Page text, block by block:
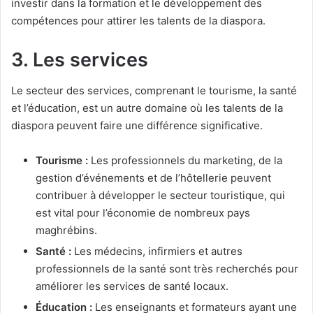
investir dans la formation et le développement des
compétences pour attirer les talents de la diaspora.
3. Les services
Le secteur des services, comprenant le tourisme, la santé
et l’éducation, est un autre domaine où les talents de la
diaspora peuvent faire une différence significative.
Tourisme : Les professionnels du marketing, de la
gestion d’événements et de l’hôtellerie peuvent
contribuer à développer le secteur touristique, qui
est vital pour l’économie de nombreux pays
maghrébins.
Santé : Les médecins, infirmiers et autres
professionnels de la santé sont très recherchés pour
améliorer les services de santé locaux.
Éducation : Les enseignants et formateurs ayant une